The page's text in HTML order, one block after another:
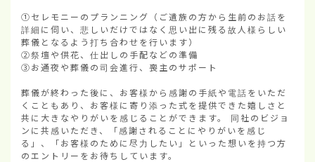
①セレモニーのプランニング（ご遺族の方から生前のお話を
詳細に伺い、悲しいだけではなく思い出に残る故人様らしい
葬儀となるよう打ち合わせを行います）
②祭壇や供花、仕出しの手配などの準備
③お通夜や葬儀の司会進行、喪主のサポート
葬儀が終わった後に、お客様から感謝の手紙や電話をいただ
くこともあり、お客様に寄り添った式を提供できた嬉しさと
共に大きなやりがいを感じることができます。 同社のビジョ
ンに共感いただき、「感謝されることにやりがいを感じ
る」、「お客様のために尽力したい」といった想いを持つ方
のエントリーをお待ちしています。